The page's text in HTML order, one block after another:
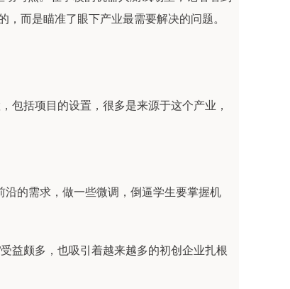
而是瞄准了眼下产业最需要解决的问题。
包括项目的设置，很多是来源于这个产业，
的需求，做一些微调，倒逼学生要掌握机
益颇多，也吸引着越来越多的初创企业扎根